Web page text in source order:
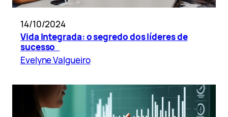
14/10/2024
Vida Integrada: o segredo dos líderes de
sucesso
Evelyne Valgueiro